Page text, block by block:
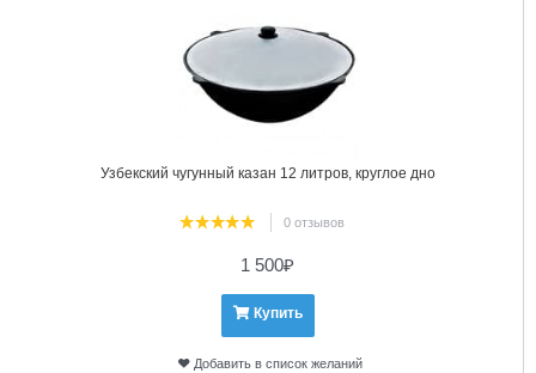
Узбекский чугунный казан 12 литров, круглое дно
0 отзывов
1 500₽
Купить
Добавить в список желаний